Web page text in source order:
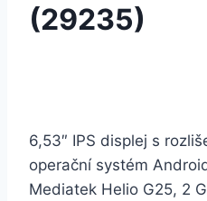
(29235)
6,53″ IPS displej s
operační systém
Mediatek Helio G25, 2